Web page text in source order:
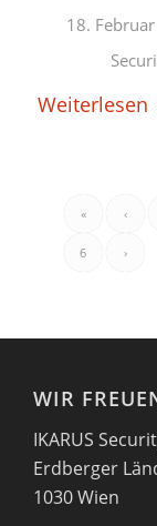
18.
Weiterlesen
« ‹
6 ›
WIR
IKARUS
Erdberger
1030 Wien